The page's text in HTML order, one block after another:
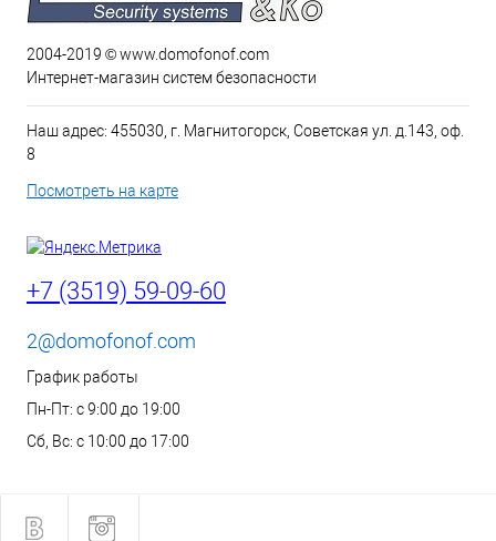
2004-2019 © www.domofonof.com
Интернет-магазин систем безопасности
Наш адрес: 455030, г. Магнитогорск, Советская ул. д.143, оф.
8
Посмотреть на карте
+7 (3519) 59-09-60
2@domofonof.com
График работы
Пн-Пт: с 9:00 до 19:00
Сб, Вс: с 10:00 до 17:00